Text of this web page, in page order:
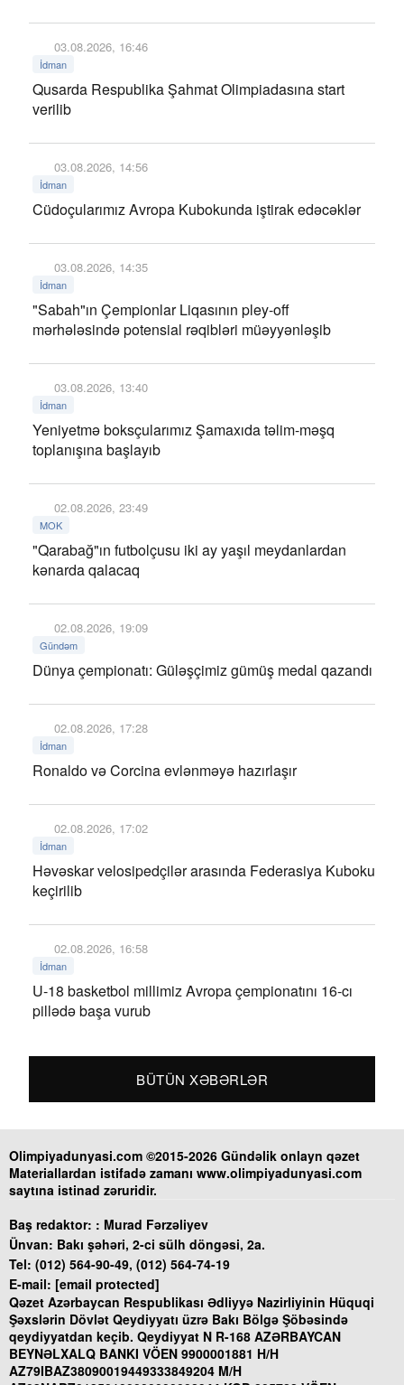
03.08.2026, 16:46
İdman
Qusarda Respublika Şahmat Olimpiadasına start
verilib
03.08.2026, 14:56
İdman
Cüdoçularımız Avropa Kubokunda iştirak edəcəklər
03.08.2026, 14:35
İdman
"Sabah"ın Çempionlar Liqasının pley-off
mərhələsində potensial rəqibləri müəyyənləşib
03.08.2026, 13:40
İdman
Yeniyetmə boksçularımız Şamaxıda təlim-məşq
toplanışına başlayıb
02.08.2026, 23:49
MOK
"Qarabağ"ın futbolçusu iki ay yaşıl meydanlardan
kənarda qalacaq
02.08.2026, 19:09
Gündəm
Dünya çempionatı: Güləşçimiz gümüş medal qazandı
02.08.2026, 17:28
İdman
Ronaldo və Corcina evlənməyə hazırlaşır
02.08.2026, 17:02
İdman
Həvəskar velosipedçilər arasında Federasiya Kuboku
keçirilib
02.08.2026, 16:58
İdman
U-18 basketbol millimiz Avropa çempionatını 16-cı
pillədə başa vurub
BÜTÜN XƏBƏRLƏR
Olimpiyadunyasi.com ©2015-2026 Gündəlik onlayn qəzet
Materiallardan istifadə zamanı www.olimpiyadunyasi.com
saytına istinad zəruridir.
Baş redaktor: : Murad Fərzəliyev
Ünvan: Bakı şəhəri, 2-ci sülh döngəsi, 2a.
Tel: (012) 564-90-49, (012) 564-74-19
E-mail: [email protected]
Qəzet Azərbaycan Respublikası Ədliyyə Nazirliyinin Hüquqi
Şəxslərin Dövlət Qeydiyyatı üzrə Bakı Bölgə Şöbəsində
qeydiyyatdan keçib. Qeydiyyat N R-168 AZƏRBAYCAN
BEYNƏLXALQ BANKI VÖEN 9900001881 H/H
AZ79IBAZ38090019449333849204 M/H